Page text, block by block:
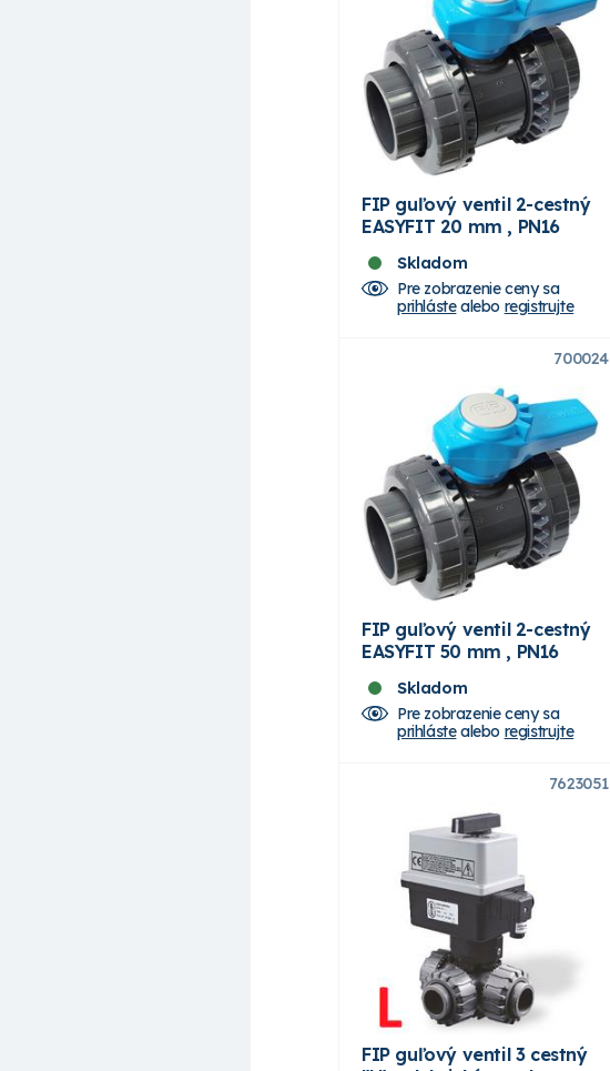
FIP guľový ventil 2-cestný
EASYFIT 20 mm , PN16
Skladom
Pre zobrazenie ceny sa
prihlástealebo registrujte
700024
FIP guľový ventil 2-cestný
EASYFIT 50 mm , PN16
Skladom
Pre zobrazenie ceny sa
prihlástealebo registrujte
7623051
FIP guľový ventil 3 cestný